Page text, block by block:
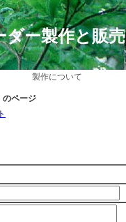
ー製作と販売
製作について
のページ